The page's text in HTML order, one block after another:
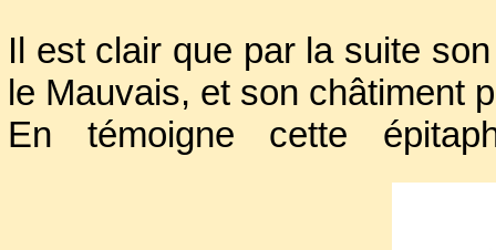
Il est clair que par la suite
le Mauvais, et son châtiment
En témoigne cette